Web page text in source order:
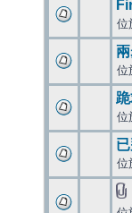
位
位
位
位